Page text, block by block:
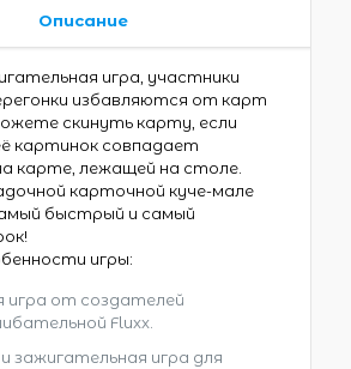
Описание
игра, участники
избавляются от карт
скинуть карту, если
картинок совпадает
карте, лежащей на столе.
карточной куче-мале
быстрый и самый
игры:
игра от создателей
Fluxx.
зажигательная игра для